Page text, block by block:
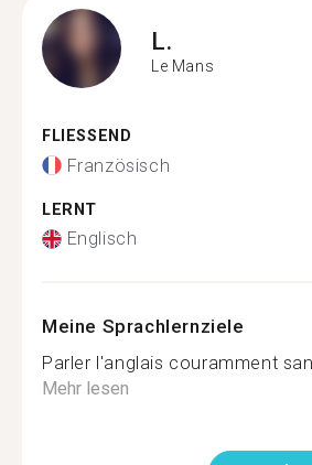
L.
Le Mans
FLIESSEND
Französisch
LERNT
Englisch
Meine Sprachlernziele
Parler l'anglais couramment
Mehr lesen